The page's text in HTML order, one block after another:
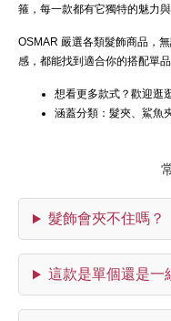
箍，每一款都有它獨特的魅力與
OSMAR 嚴選各類髮飾商品，
感，都能找到適合你的搭配單品
想看更多款式？歡迎逛
涵蓋分類：髮夾、鯊魚
髮飾會夾不住嗎？
這款是單個還是一